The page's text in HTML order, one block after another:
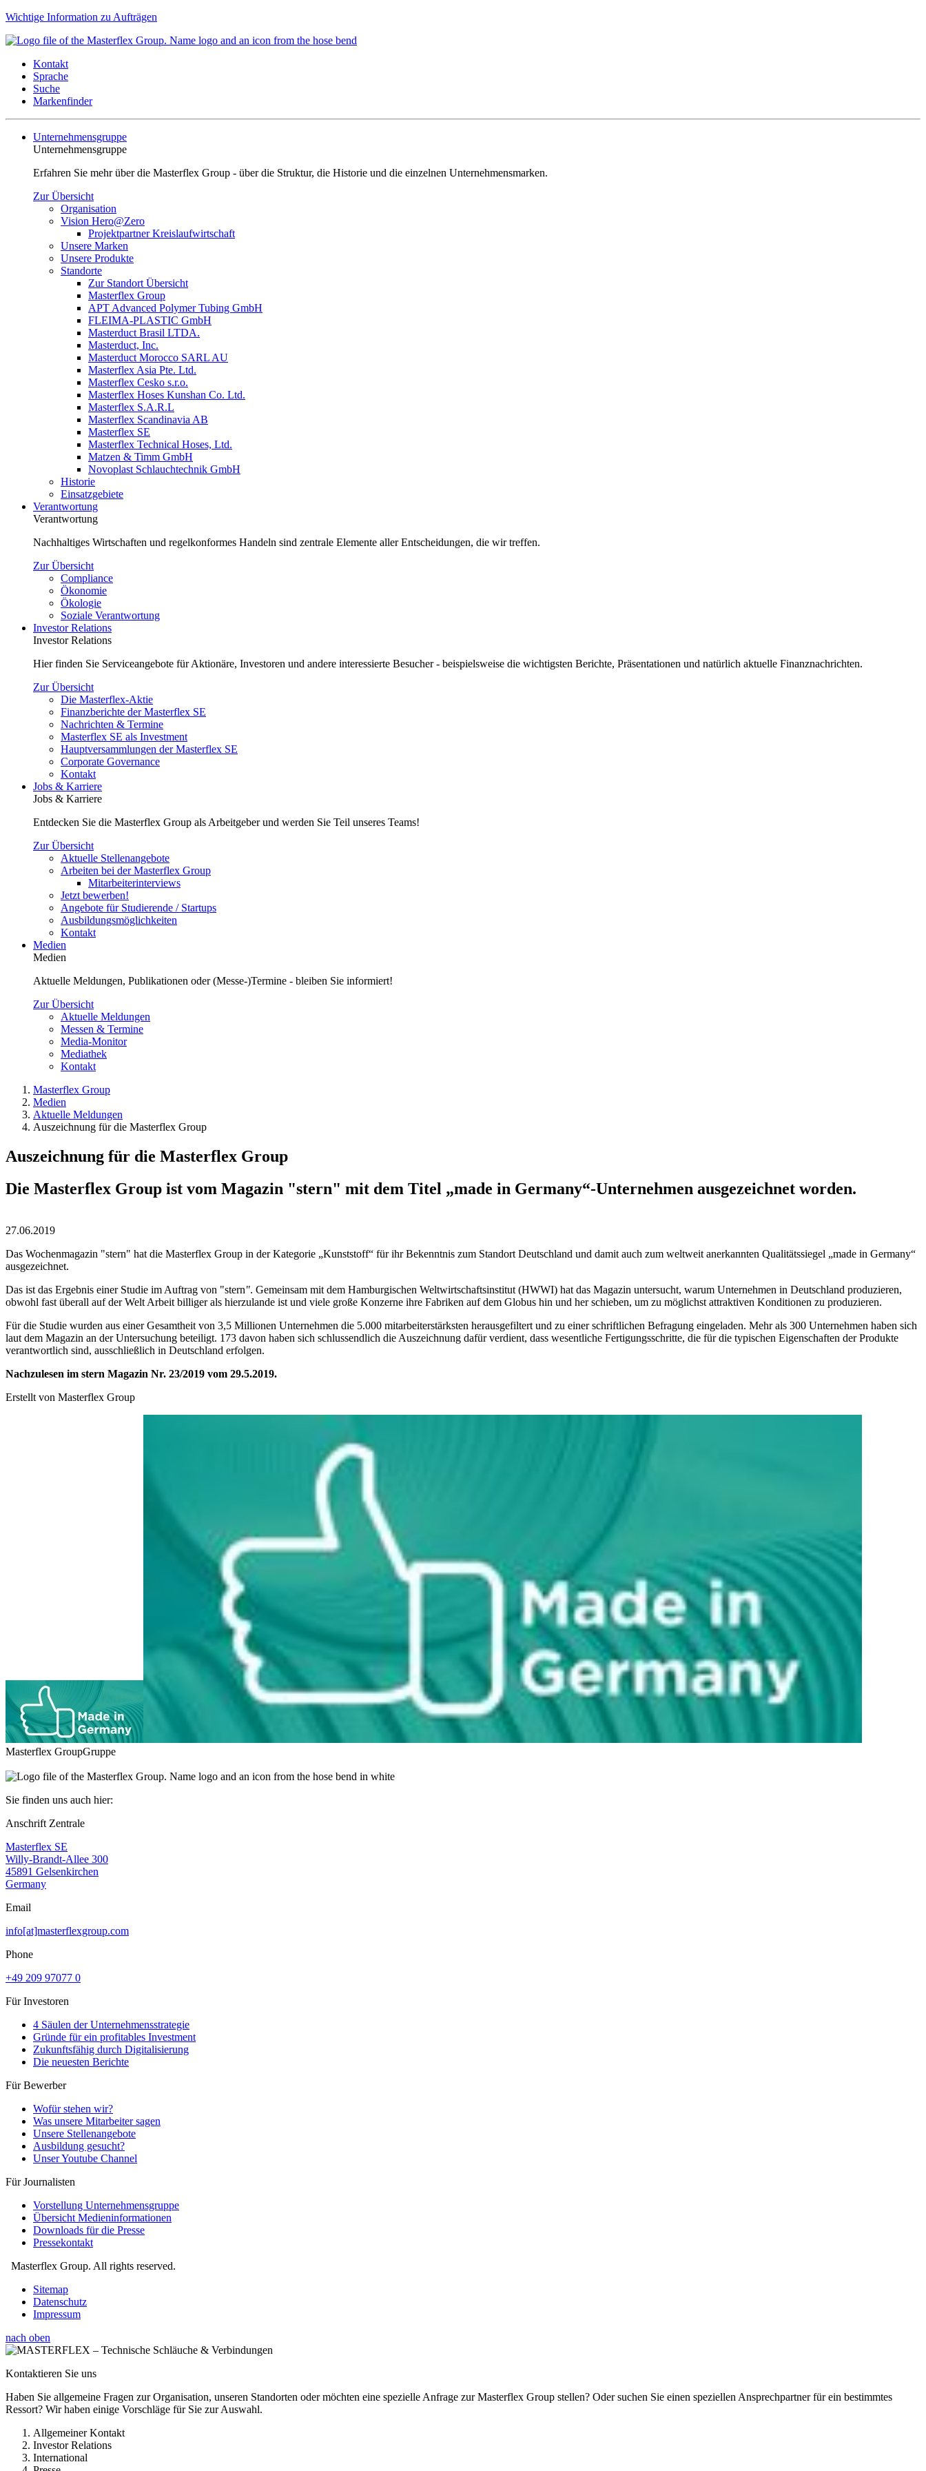
Wichtige Information zu Aufträgen
Kontakt
Sprache
Suche
Markenfinder
Unternehmensgruppe
Unternehmensgruppe
Erfahren Sie mehr über die Masterflex Group - über die Struktur, die Historie und die einzelnen Unternehmensmarken.
Zur Übersicht
Organisation
Vision Hero@Zero
Projektpartner Kreislaufwirtschaft
Unsere Marken
Unsere Produkte
Standorte
Zur Standort Übersicht
Masterflex Group
APT Advanced Polymer Tubing GmbH
FLEIMA-PLASTIC GmbH
Masterduct Brasil LTDA.
Masterduct, Inc.
Masterduct Morocco SARL AU
Masterflex Asia Pte. Ltd.
Masterflex Cesko s.r.o.
Masterflex Hoses Kunshan Co. Ltd.
Masterflex S.A.R.L
Masterflex Scandinavia AB
Masterflex SE
Masterflex Technical Hoses, Ltd.
Matzen & Timm GmbH
Novoplast Schlauchtechnik GmbH
Historie
Einsatzgebiete
Verantwortung
Verantwortung
Nachhaltiges Wirtschaften und regelkonformes Handeln sind zentrale Elemente aller Entscheidungen, die wir treffen.
Zur Übersicht
Compliance
Ökonomie
Ökologie
Soziale Verantwortung
Investor Relations
Investor Relations
Hier finden Sie Serviceangebote für Aktionäre, Investoren und andere interessierte Besucher - beispielsweise die wichtigsten Berichte, Präsentationen und natürlich aktuelle Finanznachrichten.
Zur Übersicht
Die Masterflex-Aktie
Finanzberichte der Masterflex SE
Nachrichten & Termine
Masterflex SE als Investment
Hauptversammlungen der Masterflex SE
Corporate Governance
Kontakt
Jobs & Karriere
Jobs & Karriere
Entdecken Sie die Masterflex Group als Arbeitgeber und werden Sie Teil unseres Teams!
Zur Übersicht
Aktuelle Stellenangebote
Arbeiten bei der Masterflex Group
Mitarbeiterinterviews
Jetzt bewerben!
Angebote für Studierende / Startups
Ausbildungsmöglichkeiten
Kontakt
Medien
Medien
Aktuelle Meldungen, Publikationen oder (Messe-)Termine - bleiben Sie informiert!
Zur Übersicht
Aktuelle Meldungen
Messen & Termine
Media-Monitor
Mediathek
Kontakt
Masterflex Group
Medien
Aktuelle Meldungen
Auszeichnung für die Masterflex Group
Auszeichnung für die Masterflex Group
Die Masterflex Group ist vom Magazin "stern" mit dem Titel „made in Germany“-Unternehmen ausgezeichnet worden.
27.06.2019
Das Wochenmagazin "stern" hat die Masterflex Group in der Kategorie „Kunststoff“ für ihr Bekenntnis zum Standort Deutschland und damit auch zum weltweit anerkannten Qualitätssiegel „made in Germany“
ausgezeichnet.
Das ist das Ergebnis einer Studie im Auftrag von "stern". Gemeinsam mit dem Hamburgischen Weltwirtschaftsinstitut (HWWI) hat das Magazin untersucht, warum Unternehmen in Deutschland produzieren,
obwohl fast überall auf der Welt Arbeit billiger als hierzulande ist und viele große Konzerne ihre Fabriken auf dem Globus hin und her schieben, um zu möglichst attraktiven Konditionen zu produzieren.
Für die Studie wurden aus einer Gesamtheit von 3,5 Millionen Unternehmen die 5.000 mitarbeiterstärksten herausgefiltert und zu einer schriftlichen Befragung eingeladen. Mehr als 300 Unternehmen haben sich
laut dem Magazin an der Untersuchung beteiligt. 173 davon haben sich schlussendlich die Auszeichnung dafür verdient, dass wesentliche Fertigungsschritte, die für die typischen Eigenschaften der Produkte
verantwortlich sind, ausschließlich in Deutschland erfolgen.
Nachzulesen im stern Magazin Nr. 23/2019 vom 29.5.2019.
Erstellt von Masterflex Group
Masterflex GroupGruppe
Sie finden uns auch hier:
Anschrift Zentrale
Masterflex SE
Willy-Brandt-Allee 300
45891 Gelsenkirchen
Germany
Email
info[at]masterflexgroup.com
Phone
+49 209 97077 0
Für Investoren
4 Säulen der Unternehmensstrategie
Gründe für ein profitables Investment
Zukunftsfähig durch Digitalisierung
Die neuesten Berichte
Für Bewerber
Wofür stehen wir?
Was unsere Mitarbeiter sagen
Unsere Stellenangebote
Ausbildung gesucht?
Unser Youtube Channel
Für Journalisten
Vorstellung Unternehmensgruppe
Übersicht Medieninformationen
Downloads für die Presse
Pressekontakt
Masterflex Group. All rights reserved.
Sitemap
Datenschutz
Impressum
nach oben
Kontaktieren Sie uns
Haben Sie allgemeine Fragen zur Organisation, unseren Standorten oder möchten eine spezielle Anfrage zur Masterflex Group stellen? Oder suchen Sie einen speziellen Ansprechpartner für ein bestimmtes
Ressort? Wir haben einige Vorschläge für Sie zur Auswahl.
Allgemeiner Kontakt
Investor Relations
International